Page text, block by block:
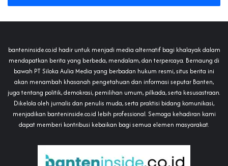
banteninside.co.id hadir untuk menjadi media alternatif bagi khalayak dalam
mendapatkan berita yang berbeda, mendalam, dan terpercaya. Bernaung di
bawah PT Siloka Aulia Media yang berbadan hukum resmi, situs berita ini
akan menambah khasanah pengetahuan dan informasi seputar Banten,
juga tentang politik, demokrasi, pemilihan umum, pilkada, serta kesusastraan.
Dikelola oleh jurnalis dan penulis muda, serta praktisi bidang komunikasi,
menjadikan banteninside.co.id lebih professional. Semoga kehadiran kami
dapat memberi kontribusi kebaikan bagi semua elemen masyarakat.